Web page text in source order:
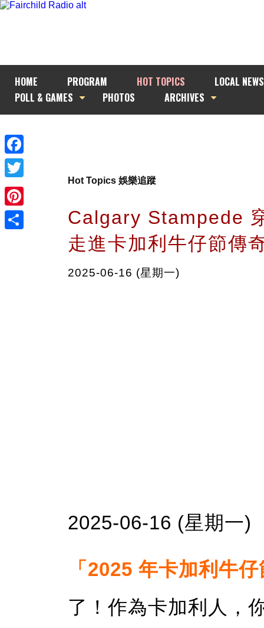
HOME PROGRAM HOT TOPICS
LOCAL NEWS
POLL & GAMES
PHOTOS ARCHIVES
Facebook
Twitter
Pinterest
Hot Topics 娛樂追蹤
Calgary Stampede
走進卡加利牛仔節傳
2025-06-16 (星期一)
2025-06-16 (星期一)
「2025 年卡加利牛
了！作為卡加利人，